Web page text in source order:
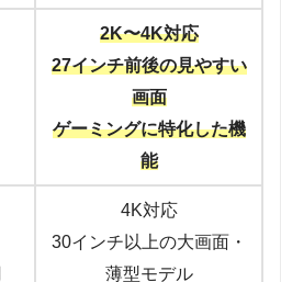
2K〜4K対応
27インチ前後の見やすい
画面
ゲーミングに特化した機
能
4K対応
30インチ以上の大画面・
薄型モデル